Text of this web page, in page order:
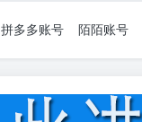
拼多多账号 陌陌账号